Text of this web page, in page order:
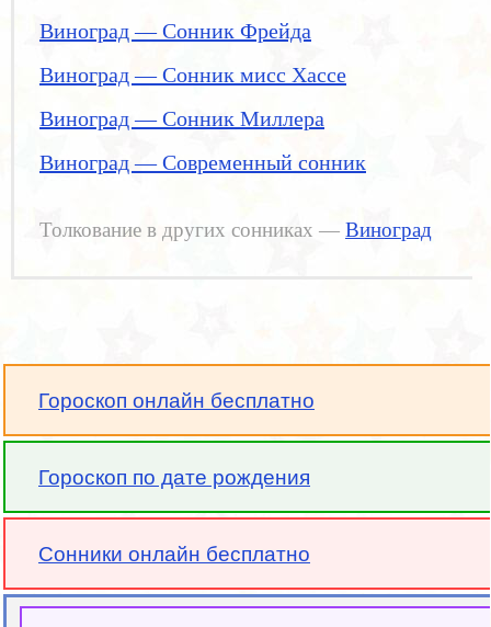
Виноград — Сонник Фрейда
Виноград — Сонник мисс Хассе
Виноград — Сонник Миллера
Виноград — Современный сонник
Толкование в других сонниках — Виноград
Гороскоп онлайн бесплатно
Гороскоп по дате рождения
Сонники онлайн бесплатно